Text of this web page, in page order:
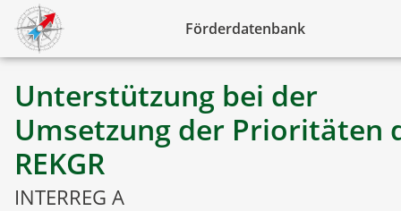
Förderdatenbank
Unterstützung bei der
Umsetzung der Prioritäten
REKGR
INTERREG A